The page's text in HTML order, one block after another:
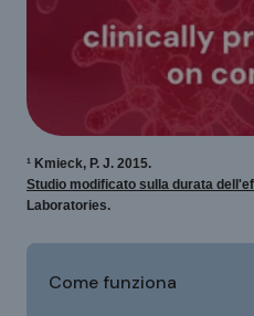
¹ Kmieck, P. J. 2015.
Studio modificato sulla durata
Laboratories.
Come funziona